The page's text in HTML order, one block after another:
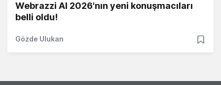
Webrazzi AI 2026'nın yeni konuşmacıları
belli oldu!
Gözde Ulukan